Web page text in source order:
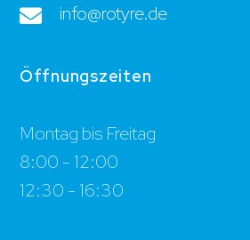
info@rotyre.de
Öffnungszeiten
Montag bis Freitag
8:00 - 12:00
12:30 - 16:30